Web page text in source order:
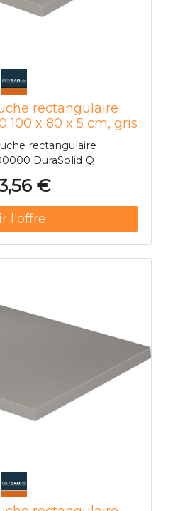
rectangulaire
100 x 80 x 5 cm, gris
béton rectangulaire
DuraSolid Q
€